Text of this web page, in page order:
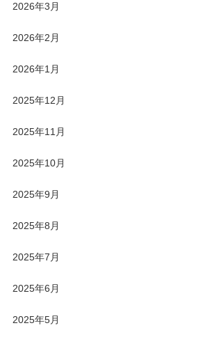
2026年3月
2026年2月
2026年1月
2025年12月
2025年11月
2025年10月
2025年9月
2025年8月
2025年7月
2025年6月
2025年5月